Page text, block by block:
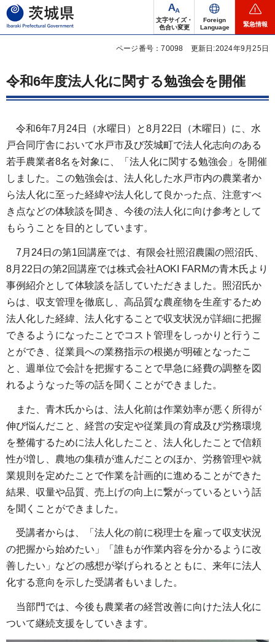
茨城県
文字サイズ・
色合い変更
Foreign
Language
緊急情報
ページ番号：70098 更新日:2024年9月25日
令和6年度法人化に関する勉強会を開催
令和6年7月24日（水曜日）と8月22日（木曜日）に、水
戸合同庁舎において水戸市及び茨城町で法人化志向のある
若手農業者8名を対象に、「法人化に関する勉強会」を開催
しました。この勉強会は、法人化した水戸市内の農業者か
ら法人化に至った経緯や法人化して良かった点、注意すべ
き点などの体験談を聞き、今後の法人化に向け参考として
もらうことを目的としています。
7月24日の第1回講座では、有限会社照沼農園の照沼氏、
8月22日の第2回講座では株式会社AOKI FARMの青木氏より
事例紹介として体験談を話していただきました。照沼氏か
らは、収支管理を徹底し、高品質な農産物を生産するため
法人化した経緯、法人化することで収支状況が詳細に把握
できるようになったことでコスト管理をしっかりと行うこ
とができ、従業員への業務指示の根拠が明確となったこ
と、週単位で会計を把握することで早急に経費の調整を図
れるようなった等の話を聞くことができました。
また、青木氏からは、法人化前は作業効率が悪く所得が
伸び悩んだこと、経営の安定や従業員の育成及び労務環境
を整備するために法人化したこと、法人化したことで信頼
性が増し、農地の集積が進んだことのほか、労務管理や就
業規則を定めたことで作業を計画的に進めることができた
結果、収量や品質、売上げの向上に繋がっているという話
を聞くことができました。
受講者からは、「法人化の前に税理士を雇って収支状況
の把握から始めたい」「誰もが作業内容を分かるように改
善したい」などの感想が挙げられるとともに、来年に法人
化する意向を示した受講者もいました。
当部門では、今後も農業者の経営改善に向けた法人化に
ついて継続支援をしていきます。